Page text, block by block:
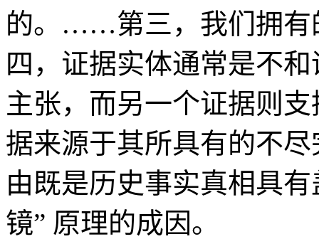
的。……第三，我们拥
四，证据实体通常是不
主张，而另一个证据则
据来源于其所具有的不
由既是历史事实真相具
镜” 原理的成因。